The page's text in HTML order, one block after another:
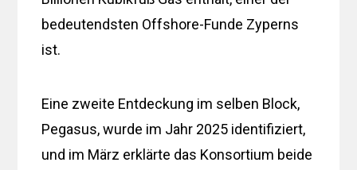
bedeutendsten Offshore-Funde Zyperns
ist.
Eine zweite Entdeckung im selben Block,
Pegasus, wurde im Jahr 2025 identifiziert,
und im März erklärte das Konsortium beide